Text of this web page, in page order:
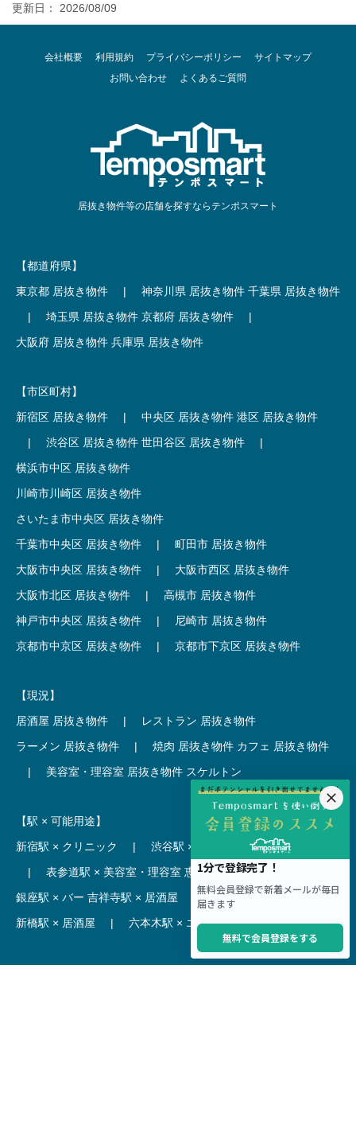
更新日： 2026/08/09
会社概要 利用規約 プライバシーポリシー
サイトマップ
お問い合わせ
よくあるご質問
居抜き物件等の店舗を探すならテンポスマート
【都道府県】
東京都 居抜き物件
| 神奈川県 居抜き物件 千葉県 居抜き物件
|
埼玉県 居抜き物件 京都府 居抜き物件
|
大阪府 居抜き物件 兵庫県 居抜き物件
【市区町村】
新宿区 居抜き物件
| 中央区 居抜き物件 港区 居抜き物件
|
渋谷区 居抜き物件 世田谷区 居抜き物件
|
横浜市中区 居抜き物件
川崎市川崎区 居抜き物件
さいたま市中央区 居抜き物件
千葉市中央区 居抜き物件
|
町田市 居抜き物件
大阪市中央区 居抜き物件
|
大阪市西区 居抜き物件
大阪市北区 居抜き物件
|
高槻市 居抜き物件
神戸市中央区 居抜き物件
|
尼崎市 居抜き物件
京都市中京区 居抜き物件
| 京都市下京区 居抜き物件
【現況】
居酒屋 居抜き物件
|
レストラン 居抜き物件
ラーメン 居抜き物件
| 焼肉 居抜き物件 カフェ 居抜き物件
|
美容室・理容室 居抜き物件 スケルトン
【駅 × 可能用途】
新宿駅 × クリニック
| 渋谷駅 × カフェ
池袋駅 × ラーメン
|
表参道駅 × 美容室・理容室 恵比寿駅 × レストラン
銀座駅 × バー 吉祥寺駅 × 居酒屋
麻布十番駅 × レストラン
新橋駅 × 居酒屋
| 六本木駅 × エステ・マッサージ・サロン